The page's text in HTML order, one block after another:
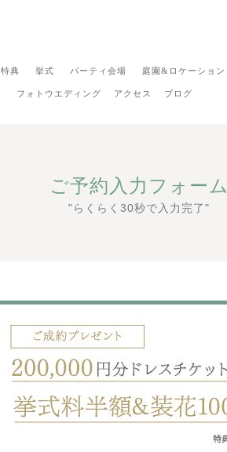
特典 挙式 パーティ会場 庭園&ロケーション
フォトウエディング アクセス ブログ
ご予約入力フォーム
"らくらく30秒で入力完了"